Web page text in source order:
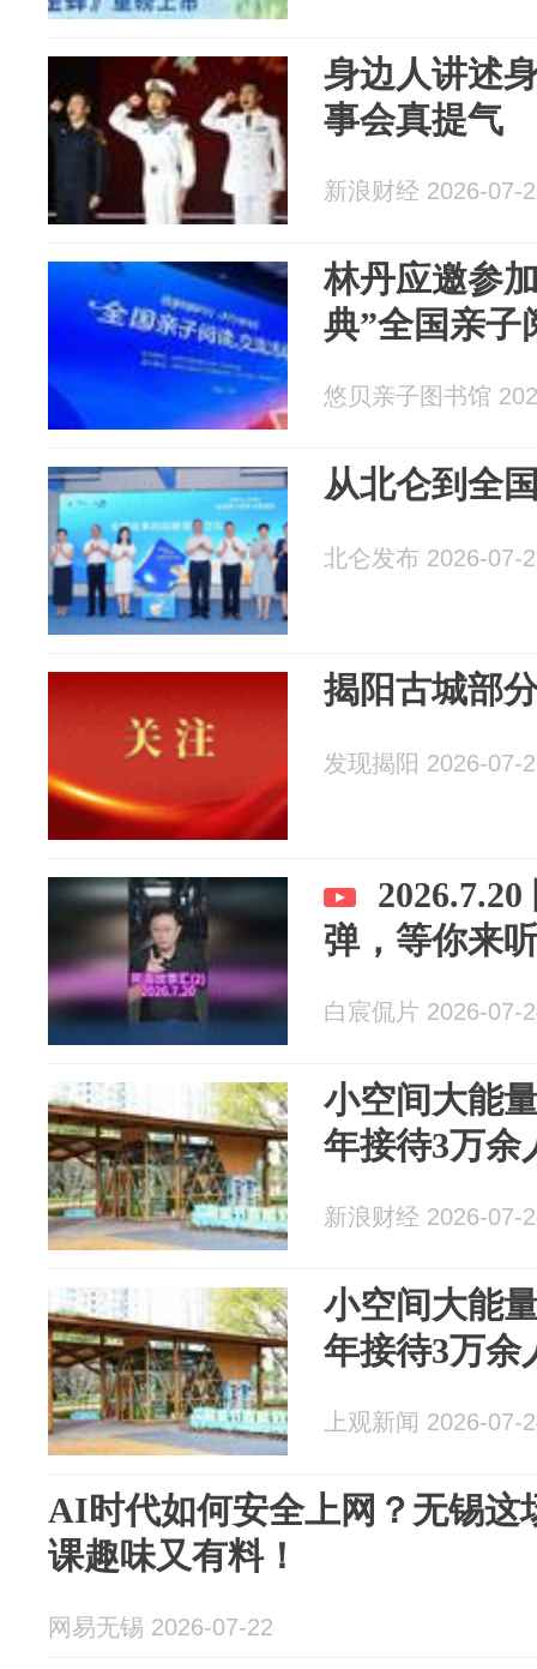
身边人讲述
事会真提气
新浪财经 2026-07-
林丹应邀参
典”全国亲子
悠贝亲子图书馆
从北仑到全
北仑发布 2026-07-
揭阳古城部
发现揭阳 2026-07-
弹，等你来
白宸侃片 2026-07-
小空间大能
年接待3万余
新浪财经 2026-07-
小空间大能
年接待3万余
上观新闻 2026-07-
AI时代如何安全上网？无锡这
课趣味又有料！
网易无锡 2026-07-22